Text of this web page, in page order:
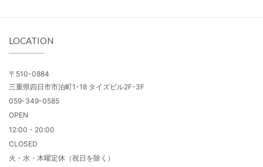
LOCATION
〒510-0884
三重県四日市市泊町1-18 タイズビル2F-3F
059-349-0585
OPEN
12:00 - 20:00
CLOSED
火・水・木曜定休（祝日を除く）